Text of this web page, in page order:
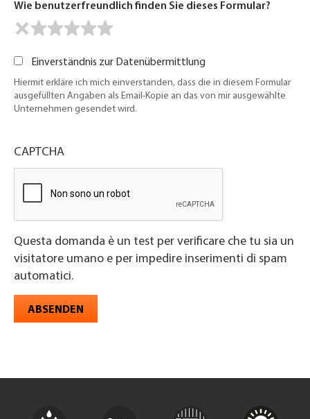
Wie benutzerfreundlich finden Sie dieses Formular?
Einverständnis zur Datenübermittlung
Hiermit erkläre ich mich einverstanden, dass die in diesem Formular
ausgefüllten Angaben als Email-Kopie an das von mir ausgewählte
Unternehmen gesendet wird.
CAPTCHA
Questa domanda è un test per verificare che tu sia un
visitatore umano e per impedire inserimenti di spam
automatici.
ABSENDEN